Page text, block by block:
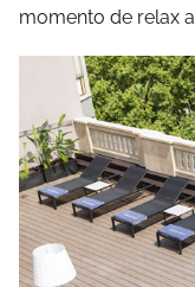
momento de relax